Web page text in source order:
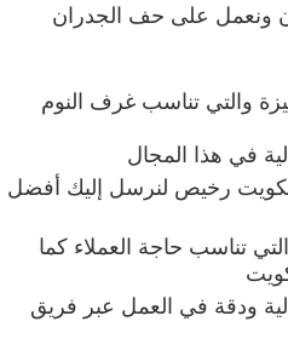
ونعمل على حف الجدران
والتي تناسب غرف النوم
في هذا المجال
رخيص لنرسل إليك أفضل
تناسب حاجة العملاء كما
ودقة في العمل عبر فريق